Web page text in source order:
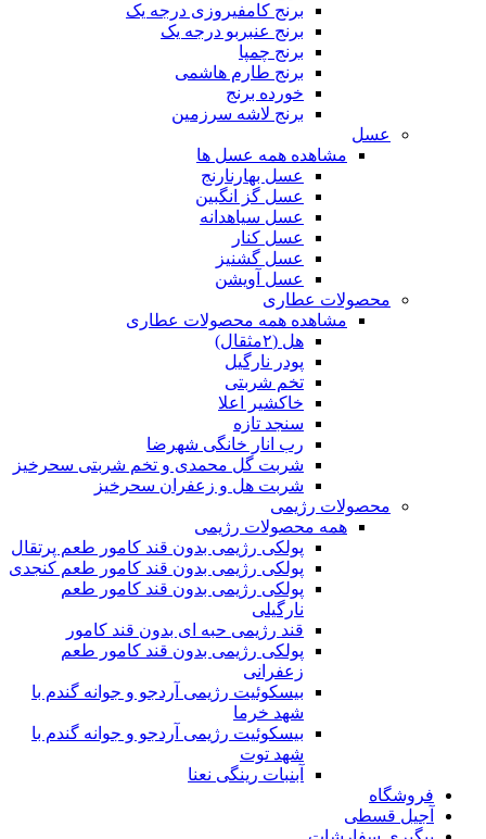
برنج کامفیروزی درجه یک
برنج عنبربو درجه یک
برنج چمپا
برنج طارم هاشمی
خورده برنج
برنج لاشه سرزمین
عسل
مشاهده همه عسل ها
عسل بهارنارنج
عسل گز انگبین
عسل سیاهدانه
عسل کنار
عسل گشنیز
عسل آویشن
محصولات عطاری
مشاهده همه محصولات عطاری
هل (۲مثقال)
پودر نارگیل
تخم شربتی
خاکشیر اعلا
سنجد تازه
رب انار خانگی شهرضا
شربت گل محمدی و تخم شربتی سحرخیز
شربت هل و زعفران سحرخیز
محصولات رژیمی
همه محصولات رژیمی
پولکی رژیمی بدون قند کامور طعم پرتقال
پولکی رژیمی بدون قند کامور طعم کنجدی
پولکی رژیمی بدون قند کامور طعم
نارگیلی
قند رژیمی حبه ای بدون قند کامور
پولکی رژیمی بدون قند کامور طعم
زعفرانی
بيسکوئيت رژیمی آردجو و جوانه گندم با
شهد خرما
بيسکوئيت رژیمی آردجو و جوانه گندم با
شهد توت
آبنبات رینگی نعنا
فروشگاه
آجیل قسطی